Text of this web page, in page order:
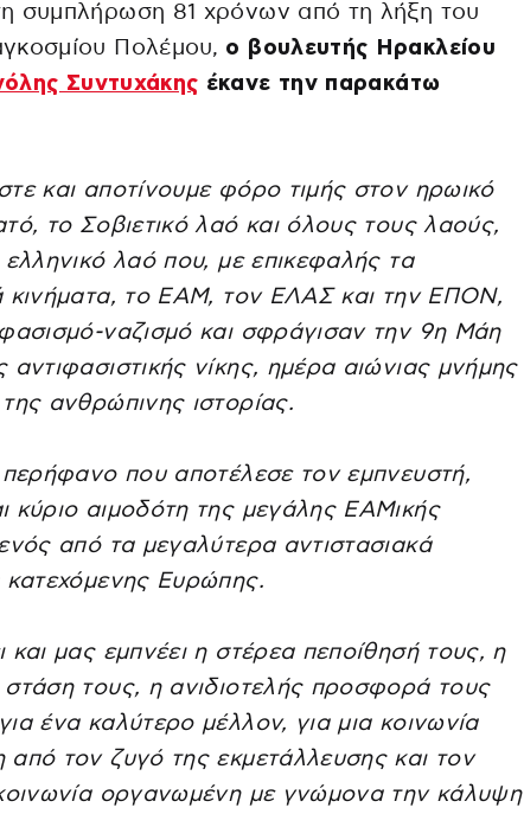
συμπλήρωση 81 χρόνων από τη λήξη του
Πολέμου, ο βουλευτής Ηρακλείου
Συντυχάκης έκανε την παρακάτω
και αποτίνουμε φόρο τιμής στον ηρωικό
το Σοβιετικό λαό και όλους τους λαούς,
ελληνικό λαό που, με επικεφαλής τα
κινήματα, το ΕΑΜ, τον ΕΛΑΣ και την ΕΠΟΝ,
ναζισμό και σφράγισαν την 9η Μάη
νίκης, ημέρα αιώνιας μνήμης
ανθρώπινης ιστορίας.
περήφανο που αποτέλεσε τον εμπνευστή,
κύριο αιμοδότη της μεγάλης ΕΑΜικής
από τα μεγαλύτερα αντιστασιακά
κατεχόμενης Ευρώπης.
και μας εμπνέει η στέρεα πεποίθησή τους, η
στάση τους, η ανιδιοτελής προσφορά τους
ένα καλύτερο μέλλον, για μια κοινωνία
από τον ζυγό της εκμετάλλευσης και τον
οργανωμένη με γνώμονα την κάλυψη